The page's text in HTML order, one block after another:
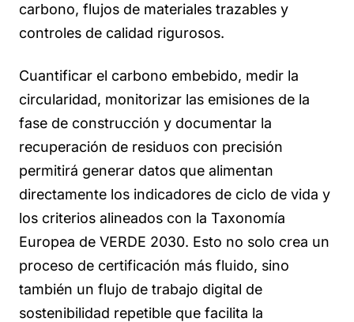
carbono, flujos de materiales trazables y
controles de calidad rigurosos.
Cuantificar el carbono embebido, medir la
circularidad, monitorizar las emisiones de la
fase de construcción y documentar la
recuperación de residuos con precisión
permitirá generar datos que alimentan
directamente los indicadores de ciclo de vida y
los criterios alineados con la Taxonomía
Europea de VERDE 2030. Esto no solo crea un
proceso de certificación más fluido, sino
también un flujo de trabajo digital de
sostenibilidad repetible que facilita la